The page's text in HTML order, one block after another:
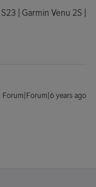
| Garmin Venu 2S |
Forum|Forum|6 years ago